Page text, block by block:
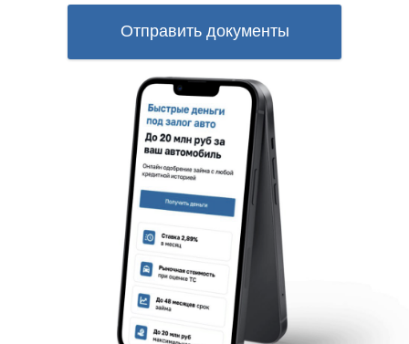
Отправить документы